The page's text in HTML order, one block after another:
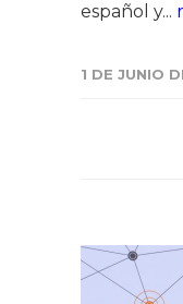
español y...
1 DE JUNIO